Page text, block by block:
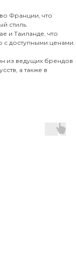
Франции, что
стиль.
и Таиланде, что
с доступными ценами.
из ведущих брендов
а также в